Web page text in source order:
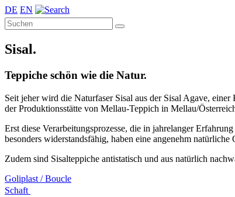
DE EN
Sisal.
Teppiche schön wie die Natur.
Seit jeher wird die Naturfaser Sisal aus der Sisal Agave,
der Produktionsstätte von Mellau-Teppich in Mellau/
Erst diese Verarbeitungsprozesse, die in jahrelanger
besonders widerstandsfähig, haben eine angenehm
Zudem sind Sisalteppiche antistatisch und aus natürlich
Goliplast / Boucle
Schaft